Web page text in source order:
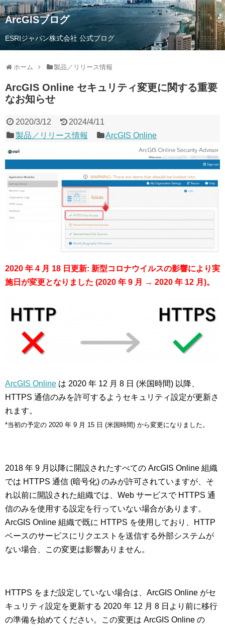
ArcGISブログ
ESRIジャパン株式会社 公式ブログ
ホーム 製品／リリース情報
ArcGIS Online セキュリティ変更に関する重要
なお知らせ
2020/3/12
2024/4/11
製品／リリース情報
ArcGIS Online
2020 年 4 月 18 日更新: 新型コロナウイルスの影響により実
施日が変更となりました (2020 年 9 月 → 2020 年 12 月)。
ArcGIS Online は 2020 年 12 月 8 日 (米国時間) 以降、
HTTPS 通信のみを許可するようセキュリティ設定が更新さ
れます。
*当初の予定の 2020 年 9 月 15 日 (米国時間) から変更になりました。
2018 年 9 月以降に開設されたすべての ArcGIS Online 組織
では HTTPS 通信 (暗号化) のみが許可されていますが、そ
れ以前に開設された組織では、Web サービスで HTTPS 通
信のみを使用する設定を行っていない場合があります。
ArcGIS Online 組織で既に HTTPS を使用しており、HTTP
ベースのサービスにリクエストを送信する外部システムが
ない場合、この変更は影響ありません。
HTTPS をまだ設定していない場合は、ArcGIS Online がセ
キュリティ設定を更新する 2020 年 12 月 8 日より前に移行
の準備を始めてください。この変更は ArcGIS Online の